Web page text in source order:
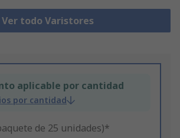
Ver todo Varistores
aplicable por cantidad
por cantidad
de 25 unidades)*